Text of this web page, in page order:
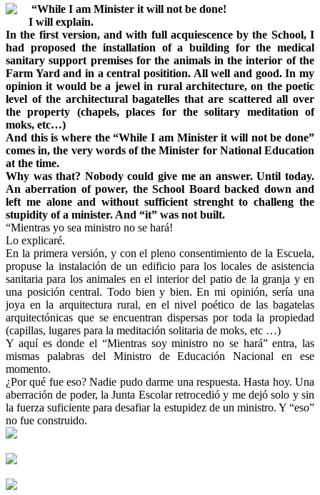
“While I am Minister it will not be done!
I will explain.
In the first version, and with full acquiescence by the School, I
had proposed the installation of a building for the medical
sanitary support premises for the animals in the interior of the
Farm Yard and in a central positition. All well and good. In my
opinion it would be a jewel in rural architecture, on the poetic
level of the architectural bagatelles that are scattered all over
the property (chapels, places for the solitary meditation of
moks, etc…)
And this is where the “While I am Minister it will not be done”
comes in, the very words of the Minister for National Education
at the time.
Why was that? Nobody could give me an answer. Until today.
An aberration of power, the School Board backed down and
left me alone and without sufficient strenght to challeng the
stupidity of a minister. And “it” was not built.
“Mientras yo sea ministro no se hará!
Lo explicaré.
En la primera versión, y con el pleno consentimiento de la Escuela,
propuse la instalación de un edificio para los locales de asistencia
sanitaria para los animales en el interior del patio de la granja y en
una posición central. Todo bien y bien. En mi opinión, sería una
joya en la arquitectura rural, en el nivel poético de las bagatelas
arquitectónicas que se encuentran dispersas por toda la propiedad
(capillas, lugares para la meditación solitaria de moks, etc …)
Y aquí es donde el “Mientras soy ministro no se hará” entra, las
mismas palabras del Ministro de Educación Nacional en ese
momento.
¿Por qué fue eso? Nadie pudo darme una respuesta. Hasta hoy. Una
aberración de poder, la Junta Escolar retrocedió y me dejó solo y sin
la fuerza suficiente para desafiar la estupidez de un ministro. Y “eso”
no fue construido.